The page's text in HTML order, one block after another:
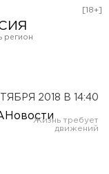
[18+]
2018 В 14:40